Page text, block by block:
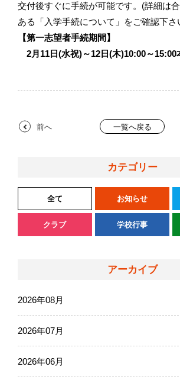
交付後すぐに手続が可能です。(詳細は
ある「入学手続について」をご確認下さ
【第一志望者手続期間】
2月11日(水祝)～12日(木)10:00～15:00
前へ 一覧へ戻る
カテゴリー
全て お知らせ
クラブ 学校行事
アーカイブ
2026年08月
2026年07月
2026年06月